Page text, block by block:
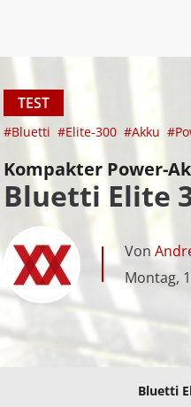
TEST
#Bluetti #Elite-300 #Akku
Kompakter Power-
Bluetti Elite
Von
Montag,
Bluetti